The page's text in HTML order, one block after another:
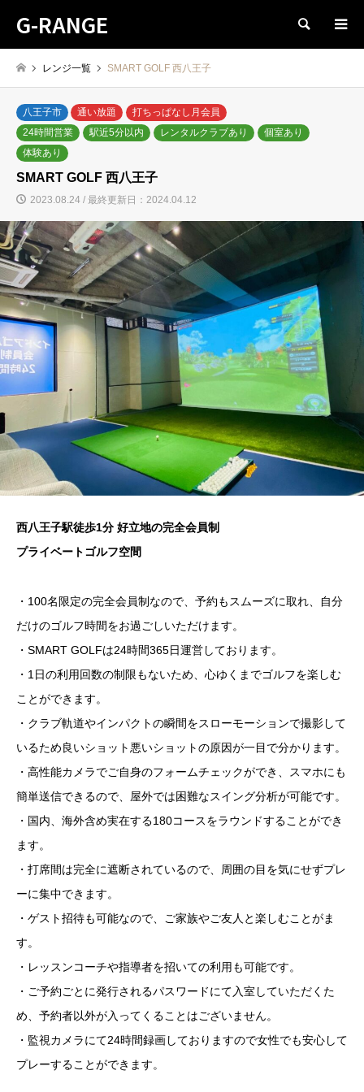
G-RANGE 検索
レンジ一覧 SMART GOLF 西八王子
八王子市 通い放題
打ちっぱなし月会員
24時間営業
駅近5分以内 レンタルクラブあり
個室あり
体験あり
SMART GOLF 西八王子
2023.08.24 / 最終更新日：2024.04.12
西八王子駅徒歩1分 好立地の完全会員制
プライベートゴルフ空間
・100名限定の完全会員制なので、予約もスムーズに取れ、自分
だけのゴルフ時間をお過ごしいただけます。
・SMART GOLFは24時間365日運営しております。
・1日の利用回数の制限もないため、心ゆくまでゴルフを楽しむ
ことができます。
・クラブ軌道やインパクトの瞬間をスローモーションで撮影して
いるため良いショット悪いショットの原因が一目で分かります。
・高性能カメラでご自身のフォームチェックができ、スマホにも
簡単送信できるので、屋外では困難なスイング分析が可能です。
・国内、海外含め実在する180コースをラウンドすることができ
ます。
・打席間は完全に遮断されているので、周囲の目を気にせずプレ
ーに集中できます。
・ゲスト招待も可能なので、ご家族やご友人と楽しむことがま
す。
・レッスンコーチや指導者を招いての利用も可能です。
・ご予約ごとに発行されるパスワードにて入室していただくた
め、予約者以外が入ってくることはございません。
・監視カメラにて24時間録画しておりますので女性でも安心して
プレーすることができます。